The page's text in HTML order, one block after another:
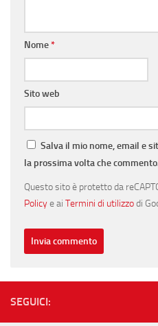
Nome*
Sito web
Salva il mio nome, email e
la prossima volta che
Questo sito è protetto da
Policye ai Termini di utilizzodi
SEGUICI: